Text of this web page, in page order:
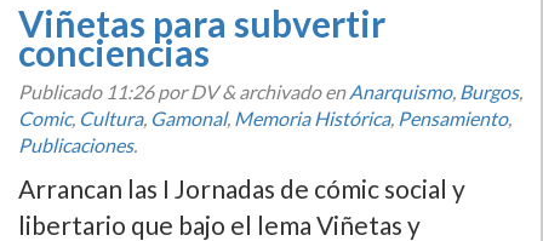
Viñetas para subvertir
conciencias
Publicado 11:26por DV&archivado enAnarquismo, Burgos,
Comic, Cultura, Gamonal, Memoria Histórica, Pensamiento,
Publicaciones.
Arrancan las I Jornadas de cómic social y
libertario que bajo el lema Viñetas y